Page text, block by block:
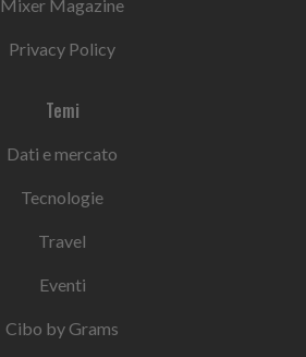
Mixer Magazine
Privacy Policy
Temi
Dati e mercato
Tecnologie
Travel
Eventi
Cibo by Grams